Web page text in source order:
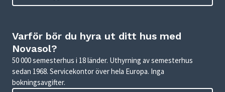
Varför bör du hyra ut ditt hus med
Novasol?
50 000 semesterhus i 18 länder. Uthyrning av semesterhus
sedan 1968. Servicekontor över hela Europa. Inga
bokningsavgifter.